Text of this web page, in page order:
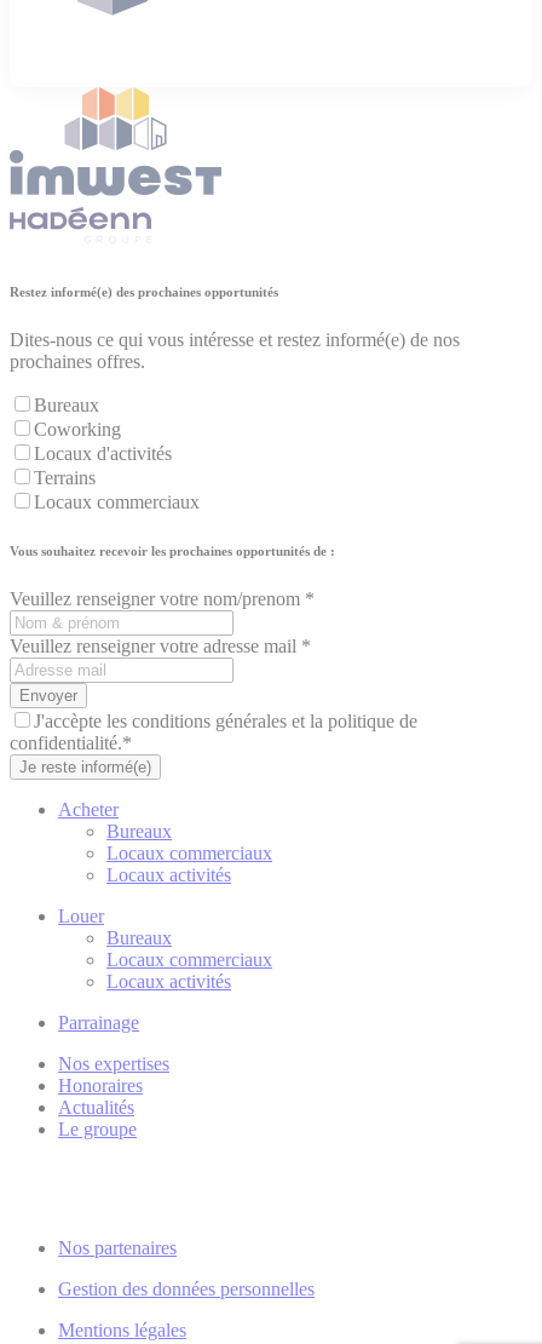
Restez informé(e) des prochaines opportunités
Dites-nous ce qui vous intéresse et restez informé(e) de nos
prochaines offres.
Bureaux
Coworking
Locaux d'activités
Terrains
Locaux commerciaux
Vous souhaitez recevoir les prochaines opportunités de :
Veuillez renseigner votre nom/prenom *
Veuillez renseigner votre adresse mail *
Envoyer
J'accèpte les conditions générales et la politique de
confidentialité.*
Je reste informé(e)
Acheter
Bureaux
Locaux commerciaux
Locaux activités
Louer
Bureaux
Locaux commerciaux
Locaux activités
Parrainage
Nos expertises
Honoraires
Actualités
Le groupe
Nos partenaires
Gestion des données personnelles
Mentions légales